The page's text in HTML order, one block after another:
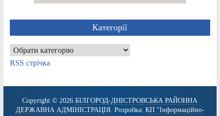
Категорії
Категорії
RSS стрічка
Copyright © 2026БІЛГОРОД-ДНІСТРОВСЬКА РАЙОННА
ДЕРЖАВНА АДМІНІСТРАЦІЯ. Розробка: КП "Інформаційно-